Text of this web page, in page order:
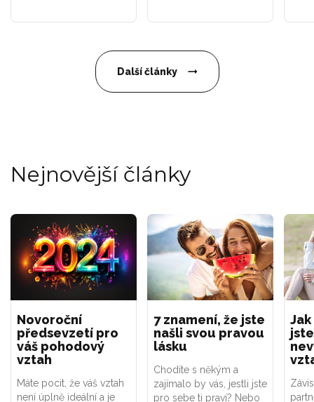
Další články
Nejnovější články
Novoroční
předsevzetí pro
váš pohodový
vztah
Máte pocit, že váš vztah
není úplně ideální a je
7 znamení, že jste
našli svou pravou
lásku
Chodíte s někým a
zajímalo by vás, jestli jste
pro sebe ti praví? Nebo